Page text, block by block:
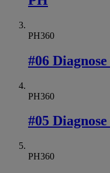
PH360
#06
PH360
#05
PH360